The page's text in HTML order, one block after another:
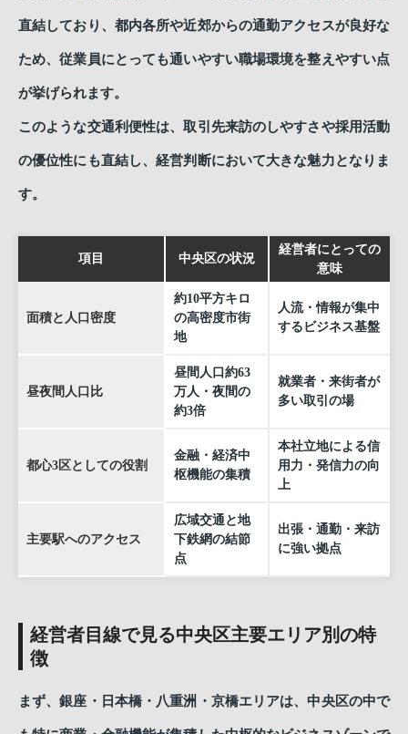
直結しており、都内各所や近郊からの通勤アクセスが良好な
ため、従業員にとっても通いやすい職場環境を整えやすい点
が挙げられます。
このような交通利便性は、取引先来訪のしやすさや採用活動
の優位性にも直結し、経営判断において大きな魅力となりま
す。
項目 中央区の状況
経営者にとっての
意味
面積と人口密度
約10平方キロ
の高密度市街
地
人流・情報が集中
するビジネス基盤
昼夜間人口比
昼間人口約63
万人・夜間の
約3倍
就業者・来街者が
多い取引の場
都心3区としての役割
金融・経済中
枢機能の集積
本社立地による信
用力・発信力の向
上
主要駅へのアクセス
広域交通と地
下鉄網の結節
点
出張・通勤・来訪
に強い拠点
経営者目線で見る中央区主要エリア別の特
徴
まず、銀座・日本橋・八重洲・京橋エリアは、中央区の中で